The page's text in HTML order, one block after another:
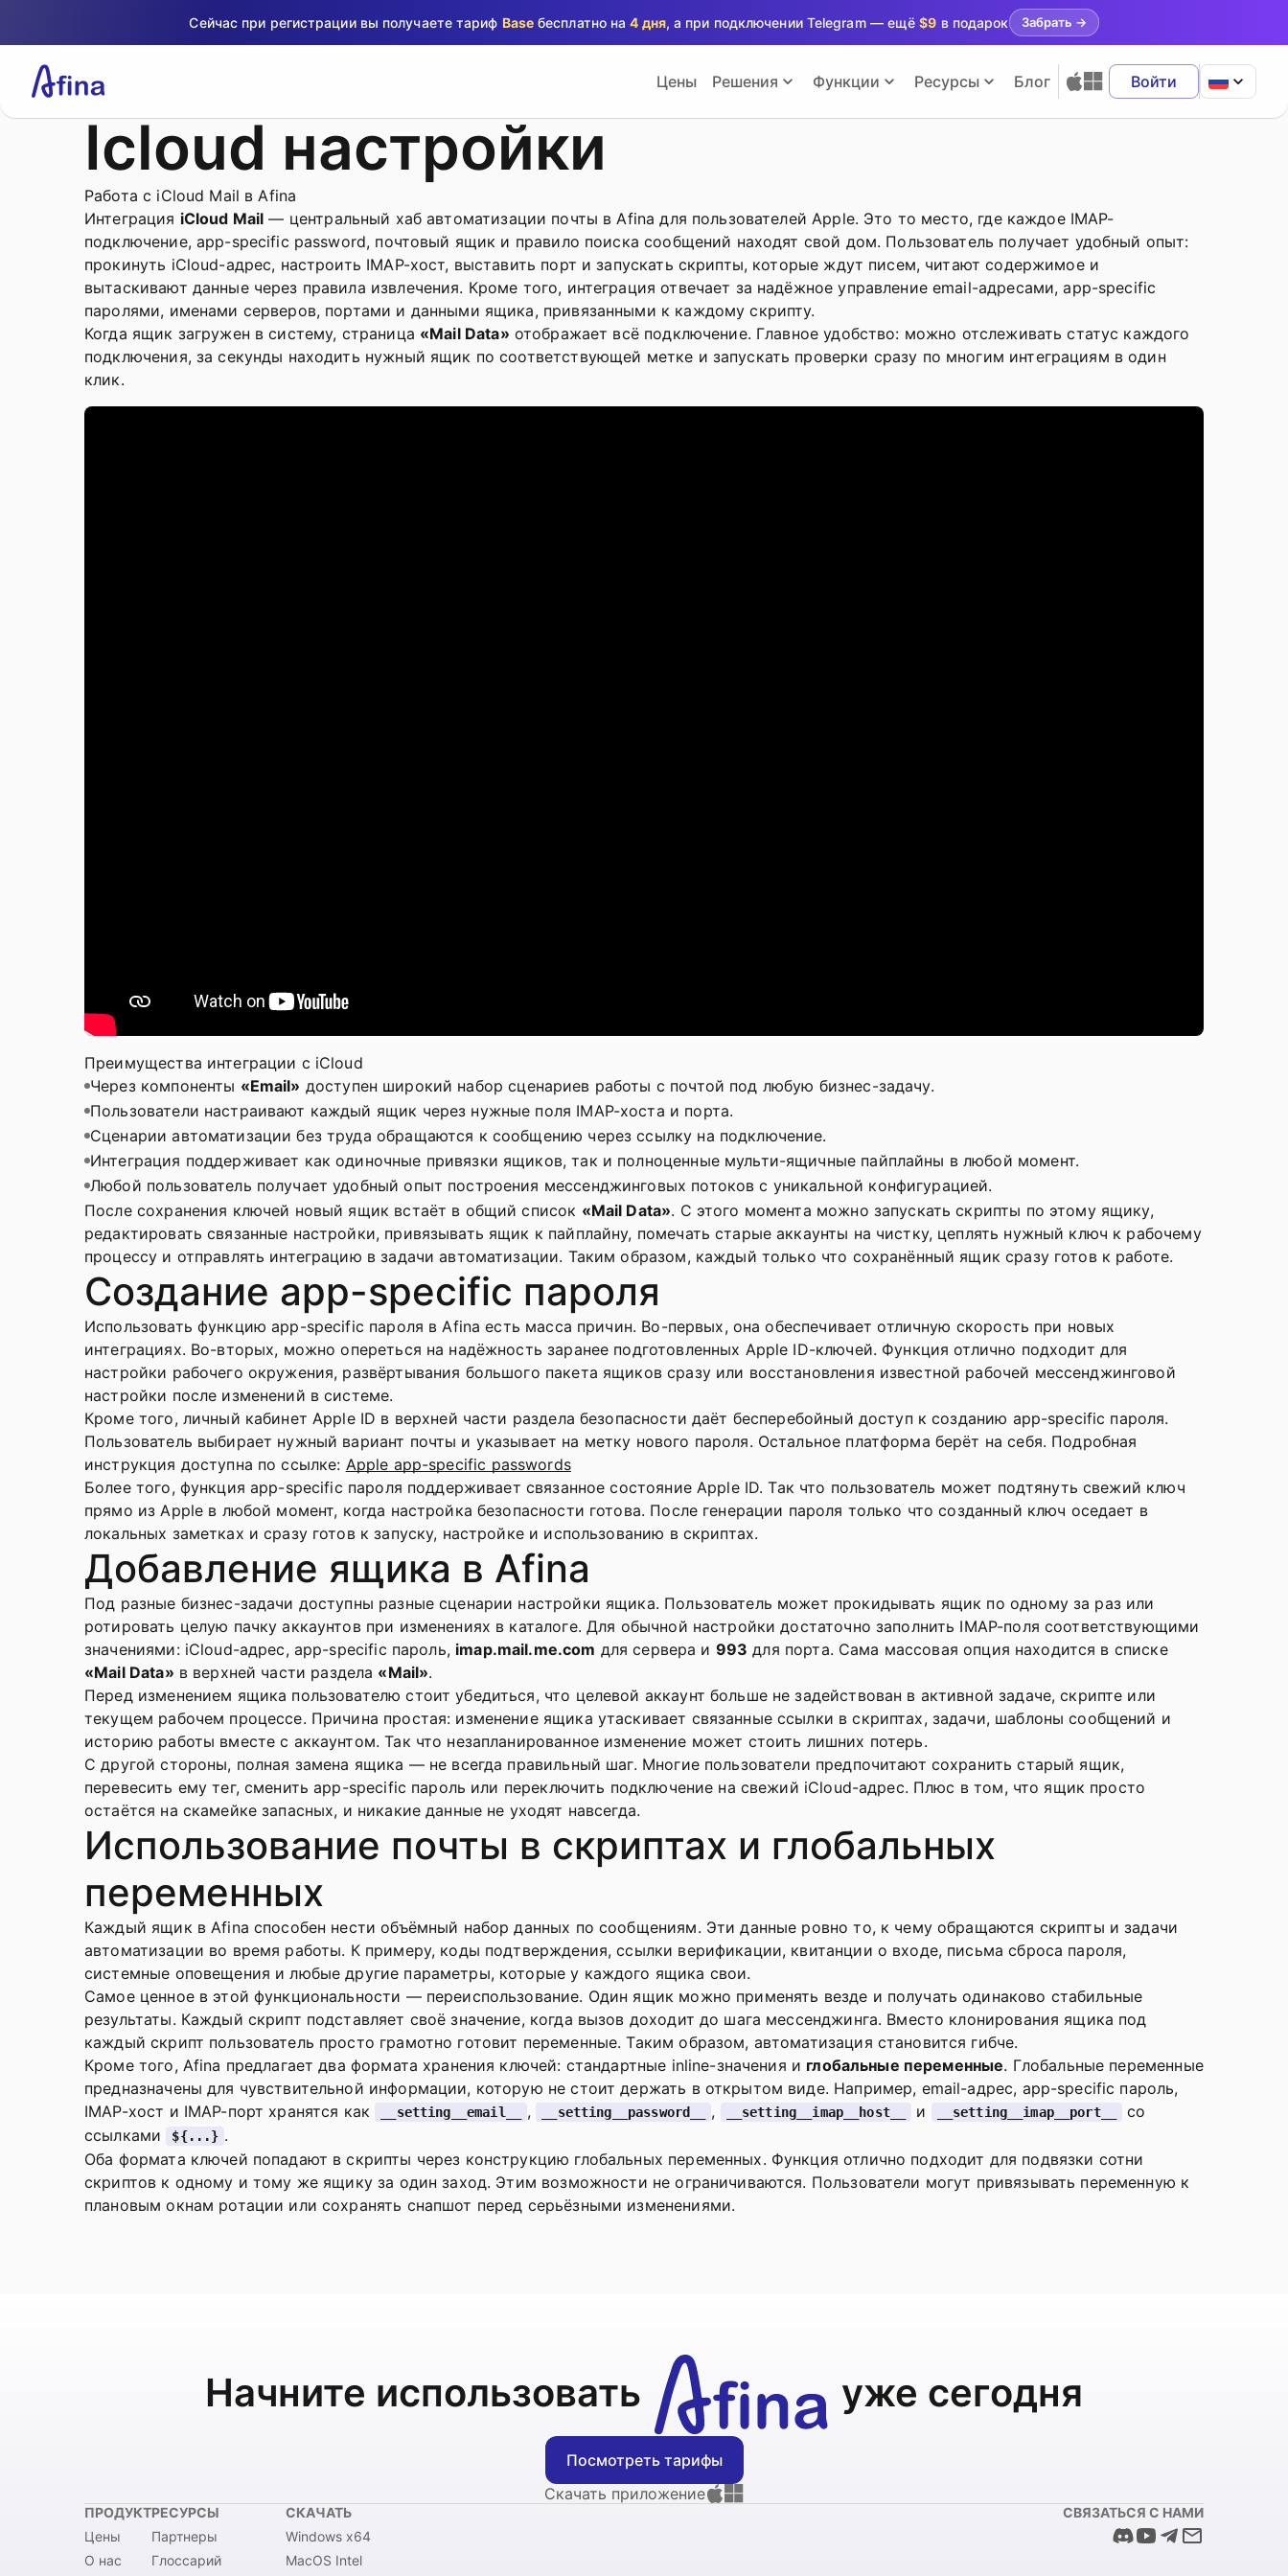
Сейчас при регистрации вы получаете тариф Baseбесплатно на4 дня, а при подключении Telegram — ещё$9 в подарок Забрать →
Цены Решения Функции Ресурсы Блог Войти
Icloud настройки
Работа с iCloud Mail в Afina
Интеграция iCloud Mail — центральный хаб автоматизации почты в Afina для пользователей Apple. Это то место, где каждое IMAP-
подключение, app-specific password, почтовый ящик и правило поиска сообщений находят свой дом. Пользователь получает удобный опыт:
прокинуть iCloud-адрес, настроить IMAP-хост, выставить порт и запускать скрипты, которые ждут писем, читают содержимое и
вытаскивают данные через правила извлечения. Кроме того, интеграция отвечает за надёжное управление email-адресами, app-specific
паролями, именами серверов, портами и данными ящика, привязанными к каждому скрипту.
Когда ящик загружен в систему, страница «Mail Data» отображает всё подключение. Главное удобство: можно отслеживать статус каждого
подключения, за секунды находить нужный ящик по соответствующей метке и запускать проверки сразу по многим интеграциям в один
клик.
Преимущества интеграции с iCloud
Через компоненты «Email» доступен широкий набор сценариев работы с почтой под любую бизнес-задачу.
Пользователи настраивают каждый ящик через нужные поля IMAP-хоста и порта.
Сценарии автоматизации без труда обращаются к сообщению через ссылку на подключение.
Интеграция поддерживает как одиночные привязки ящиков, так и полноценные мульти-ящичные пайплайны в любой момент.
Любой пользователь получает удобный опыт построения мессенджинговых потоков с уникальной конфигурацией.
После сохранения ключей новый ящик встаёт в общий список «Mail Data». С этого момента можно запускать скрипты по этому ящику,
редактировать связанные настройки, привязывать ящик к пайплайну, помечать старые аккаунты на чистку, цеплять нужный ключ к рабочему
процессу и отправлять интеграцию в задачи автоматизации. Таким образом, каждый только что сохранённый ящик сразу готов к работе.
Создание app-specific пароля
Использовать функцию app-specific пароля в Afina есть масса причин. Во-первых, она обеспечивает отличную скорость при новых
интеграциях. Во-вторых, можно опереться на надёжность заранее подготовленных Apple ID-ключей. Функция отлично подходит для
настройки рабочего окружения, развёртывания большого пакета ящиков сразу или восстановления известной рабочей мессенджинговой
настройки после изменений в системе.
Кроме того, личный кабинет Apple ID в верхней части раздела безопасности даёт бесперебойный доступ к созданию app-specific пароля.
Пользователь выбирает нужный вариант почты и указывает на метку нового пароля. Остальное платформа берёт на себя. Подробная
инструкция доступна по ссылке: Apple app-specific passwords
Более того, функция app-specific пароля поддерживает связанное состояние Apple ID. Так что пользователь может подтянуть свежий ключ
прямо из Apple в любой момент, когда настройка безопасности готова. После генерации пароля только что созданный ключ оседает в
локальных заметках и сразу готов к запуску, настройке и использованию в скриптах.
Добавление ящика в Afina
Под разные бизнес-задачи доступны разные сценарии настройки ящика. Пользователь может прокидывать ящик по одному за раз или
ротировать целую пачку аккаунтов при изменениях в каталоге. Для обычной настройки достаточно заполнить IMAP-поля соответствующими
значениями: iCloud-адрес, app-specific пароль, imap.mail.me.com для сервера и 993 для порта. Сама массовая опция находится в списке
«Mail Data» в верхней части раздела «Mail».
Перед изменением ящика пользователю стоит убедиться, что целевой аккаунт больше не задействован в активной задаче, скрипте или
текущем рабочем процессе. Причина простая: изменение ящика утаскивает связанные ссылки в скриптах, задачи, шаблоны сообщений и
историю работы вместе с аккаунтом. Так что незапланированное изменение может стоить лишних потерь.
С другой стороны, полная замена ящика — не всегда правильный шаг. Многие пользователи предпочитают сохранить старый ящик,
перевесить ему тег, сменить app-specific пароль или переключить подключение на свежий iCloud-адрес. Плюс в том, что ящик просто
остаётся на скамейке запасных, и никакие данные не уходят навсегда.
Использование почты в скриптах и глобальных
переменных
Каждый ящик в Afina способен нести объёмный набор данных по сообщениям. Эти данные ровно то, к чему обращаются скрипты и задачи
автоматизации во время работы. К примеру, коды подтверждения, ссылки верификации, квитанции о входе, письма сброса пароля,
системные оповещения и любые другие параметры, которые у каждого ящика свои.
Самое ценное в этой функциональности — переиспользование. Один ящик можно применять везде и получать одинаково стабильные
результаты. Каждый скрипт подставляет своё значение, когда вызов доходит до шага мессенджинга. Вместо клонирования ящика под
каждый скрипт пользователь просто грамотно готовит переменные. Таким образом, автоматизация становится гибче.
Кроме того, Afina предлагает два формата хранения ключей: стандартные inline-значения и глобальные переменные. Глобальные переменные
предназначены для чувствительной информации, которую не стоит держать в открытом виде. Например, email-адрес, app-specific пароль,
IMAP-хост и IMAP-порт хранятся как
__setting__email__ , __setting__password__ , __setting__imap__host__ и __setting__imap__port__
со
ссылками
${...} .
Оба формата ключей попадают в скрипты через конструкцию глобальных переменных. Функция отлично подходит для подвязки сотни
скриптов к одному и тому же ящику за один заход. Этим возможности не ограничиваются. Пользователи могут привязывать переменную к
плановым окнам ротации или сохранять снапшот перед серьёзными изменениями.
Начните использовать уже сегодня
Посмотреть тарифы
Скачать приложение
ПРОДУКТ
Цены
О нас
РЕСУРСЫ
Партнеры
Глоссарий
СКАЧАТЬ
Windows x64
MacOS Intel
СВЯЗАТЬСЯ С НАМИ